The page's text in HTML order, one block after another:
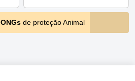
ONGsde proteção Animal